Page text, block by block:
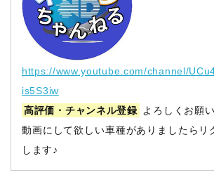
https://www.youtube.com/channel/
is5S3iw
高評価・チャンネル登録 よろしくお願
動画にして欲しい車種がありましたらリ
します♪